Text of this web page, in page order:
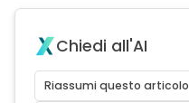
Chiedi all'AI
Riassumi questo articolo